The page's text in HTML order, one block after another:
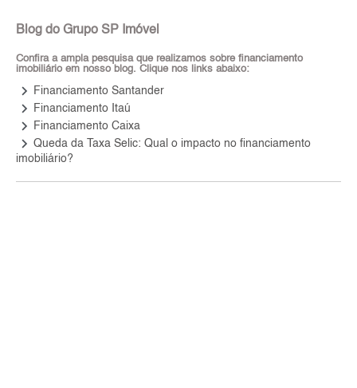
Blog do Grupo SP Imóvel
Confira a ampla pesquisa que realizamos sobre financiamento
imobiliário em nosso blog. Clique nos links abaixo:
keyboard_arrow_right Financiamento Santander
keyboard_arrow_right Financiamento Itaú
keyboard_arrow_right Financiamento Caixa
keyboard_arrow_right Queda da Taxa Selic: Qual o impacto no financiamento
imobiliário?